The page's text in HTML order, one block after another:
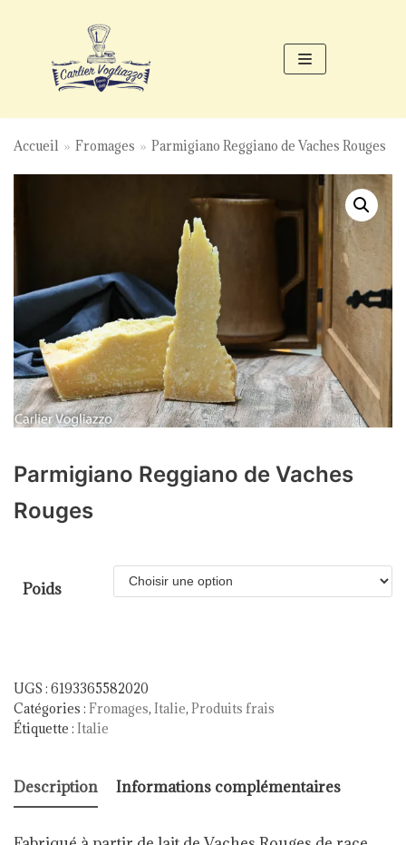
contenu
Accueil » Fromages » Parmigiano Reggiano de Vaches Rouges
Parmigiano Reggiano de Vaches
Rouges
Poids
UGS : 6193365582020
Catégories : Fromages, Italie, Produits frais
Étiquette : Italie
Description Informations complémentaires